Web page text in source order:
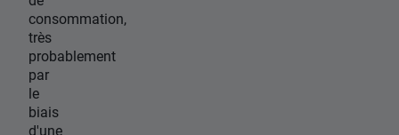
consommation,
très
probablement
par
le
biais
d'une